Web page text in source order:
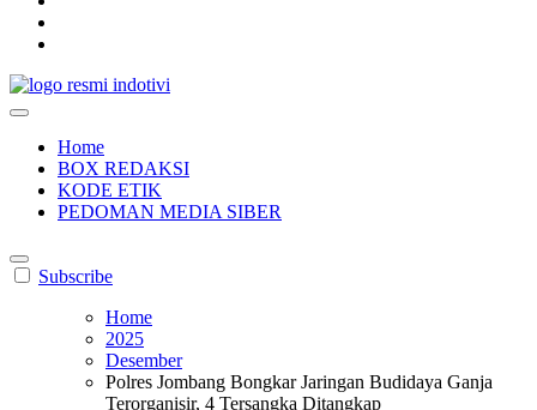
Home
BOX REDAKSI
KODE ETIK
PEDOMAN MEDIA SIBER
Subscribe
Home
2025
Desember
Polres Jombang Bongkar Jaringan Budidaya Ganja
Terorganisir, 4 Tersangka Ditangkap